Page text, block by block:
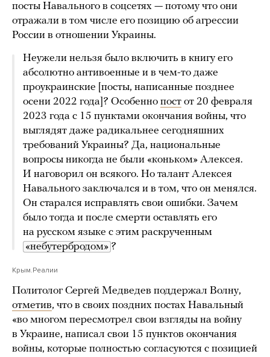
посты Навального в соцсетях — потому что они
отражали в том числе его позицию об агрессии
России в отношении Украины.
Неужели нельзя было включить в книгу его
абсолютно антивоенные и в чем-то даже
проукраинские [посты, написанные позднее
осени 2022 года]? Особенно пост от 20 февраля
2023 года с 15 пунктами окончания войны, что
выглядят даже радикальнее сегодняшних
требований Украины? Да, национальные
вопросы никогда не были «коньком» Алексея.
И наговорил он всякого. Но талант Алексея
Навального заключался и в том, что он менялся.
Он старался исправлять свои ошибки. Зачем
было тогда и после смерти оставлять его
на русском языке с этим раскрученным
«небутербродом» ?
Крым.Реалии
Политолог Сергей Медведев поддержал Волну,
отметив, что в своих поздних постах Навальный
«во многом пересмотрел свои взгляды на войну
в Украине, написал свои 15 пунктов окончания
войны, которые полностью согласуются с позицией